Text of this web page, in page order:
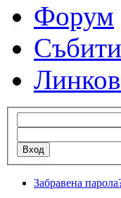
Форум
Забравена